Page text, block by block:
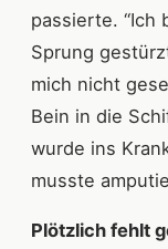
passierte. “Ich
Sprung
mich nicht
Bein in die
wurde ins
musste
Plötzlich fehlt